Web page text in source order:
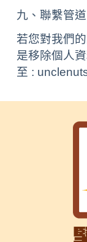
九、聯繫管道
若您對我們
是移除個人
至 :